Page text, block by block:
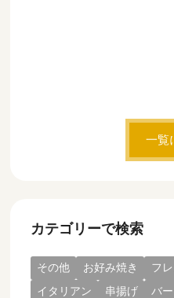
一覧
カテゴリーで検索
その他 お好み焼き フ
イタリアン
串揚げ バー